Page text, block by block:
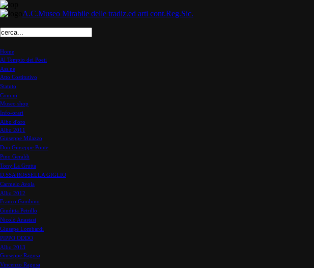
A.C.Museo Mirabile delle tradiz.ed arti cont.Reg.Sic.
Home
Al Tempio dei Poeti
Ass.ne
Atto Costitutivo
Statuto
Com.ni
Museo shop
Info-orari
Albo d'oro
Albo 2011
Giuseppe Milazzo
Don Giuseppe Ponte
Pino Geraldi
Tony La Grutta
D.SSA ROSSELLA GIGLIO
Carmelo Avola
Albo 2012
Franco Gambino
Giuditta Petrillo
Nicolò Anastasi
Giusepe Lombardi
PIPPO ODDO
Albo 2013
Giuseppe Ragusa
Vincenzo Ragusa